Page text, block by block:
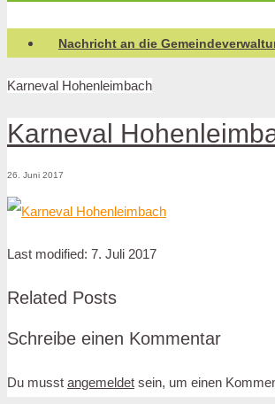
Nachricht an die
Karneval Hohenleimbach
Karneval
26. Juni 2017
Last modified: 7. Juli 2017
Related Posts
Schreibe einen Kommentar
Du musst angemeldet sein, um einen